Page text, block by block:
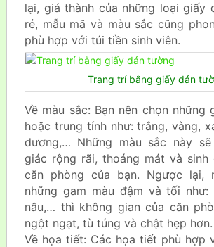
lại, giá thành của những loại giấy
rẻ, mẫu mã và màu sắc cũng
phù hợp với túi tiền sinh viên.
Trang trí bằng giấy dán
Về màu sắc: Bạn nên chọn những
hoặc trung tính như: trắng, vàng,
dương,… Những màu sắc này
giác rộng rãi, thoáng mát và sinh
căn phòng của bạn. Ngược lại,
những gam màu đậm và tối như:
nâu,… thì không gian của căn
ngột ngạt, tù túng và chật hẹp hơn.
Về họa tiết: Các họa tiết phù hợp